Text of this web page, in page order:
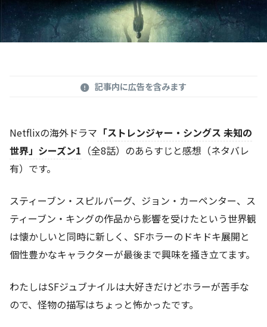
記事内に広告を含みます
Netflixの海外ドラマ 「ストレンジャー・シングス 未知の
世界」シーズン1 （全8話）のあらすじと感想（ネタバレ
有）です。
スティーブン・スピルバーグ、ジョン・カーペンター、ス
ティーブン・キングの作品から影響を受けたという世界観
は懐かしいと同時に新しく、SFホラーのドキドキ展開と
個性豊かなキャラクターが最後まで興味を掻き立てます。
わたしはSFジュブナイルは大好きだけどホラーが苦手な
ので、怪物の描写はちょっと怖かったです。